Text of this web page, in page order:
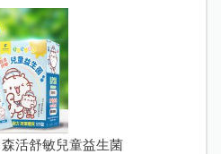
森活舒敏兒童益生菌